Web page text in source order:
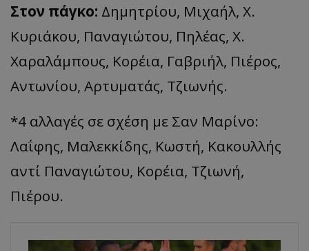
Στον πάγκο: Δημητρίου, Μιχαήλ, Χ.
Κυριάκου, Παναγιώτου, Πηλέας, Χ.
Χαραλάμπους, Κορέια, Γαβριήλ, Πιέρος,
Αντωνίου, Αρτυματάς, Τζιωνής.
*4 αλλαγές σε σχέση με Σαν Μαρίνο:
Λαΐφης, Μαλεκκίδης, Κωστή, Κακουλλής
αντί Παναγιώτου, Κορέια, Τζιωνή,
Πιέρου.